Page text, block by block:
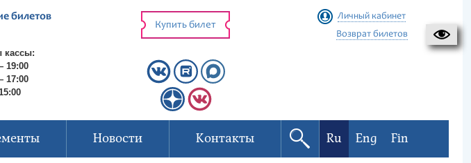
билетов
кассы:
19:00
17:00
Купить билет
Личный кабинет
Возврат билетов
Новости Контакты Ru Eng Fin